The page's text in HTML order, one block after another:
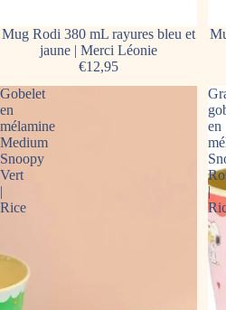
Mug Rodi 380 mL rayures bleu et
jaune | Merci Léonie
€12,95
Gobelet
en
mélamine
Medium
Snoopy
Vert
|
Rice
en
|